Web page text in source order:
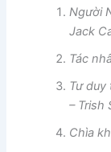
Người
Jack
Tác
Tư duy
– Trish
Chìa